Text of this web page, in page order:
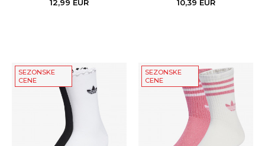
12,99 EUR
10,39 EUR
SEZONSKE
CENE
SEZONSKE
CENE